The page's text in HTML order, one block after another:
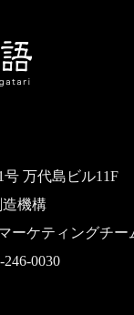
号 万代島ビル11F
造機構
ーケティングチー
0030